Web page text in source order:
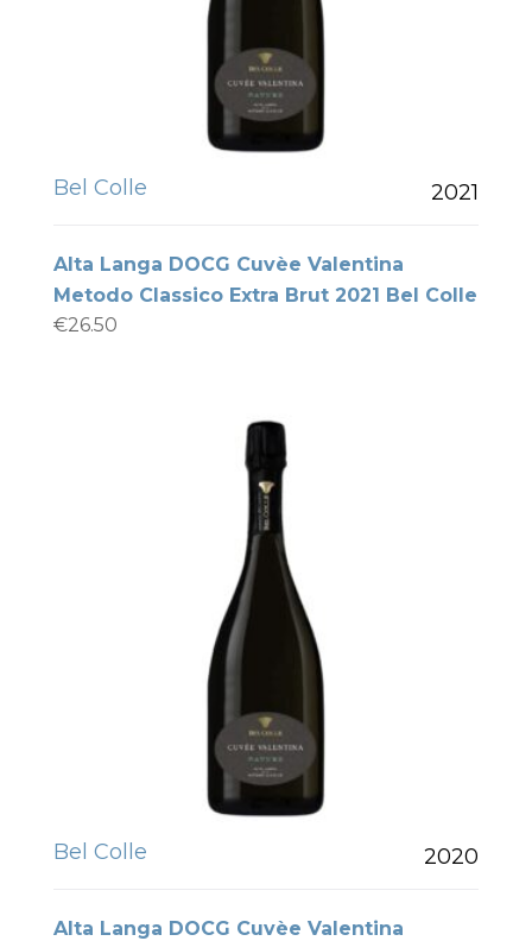
Bel Colle 2021
Alta Langa DOCG Cuvèe Valentina
Metodo Classico Extra Brut 2021 Bel Colle
€26.50
Bel Colle 2020
Alta Langa DOCG Cuvèe Valentina